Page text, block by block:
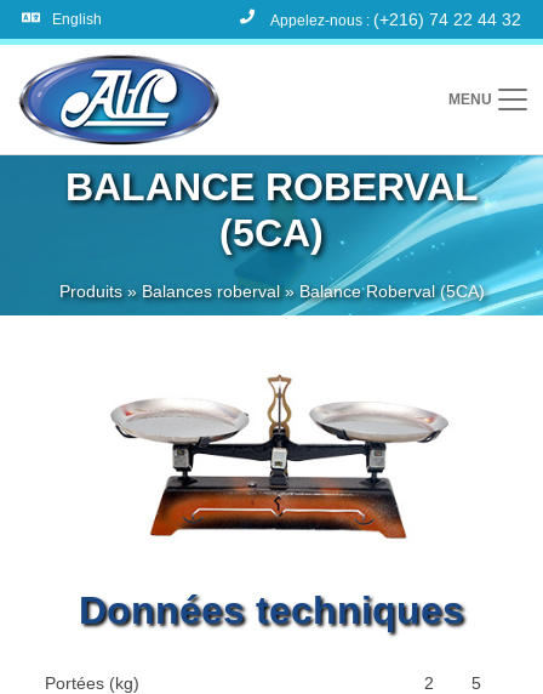
BALANCE ROBERVAL
(5CA)
Produits» Balances roberval» Balance Roberval (5CA)
English Appelez-nous : (+216) 74 22 44 32
MENU
Données techniques
Portées (kg) 2
5